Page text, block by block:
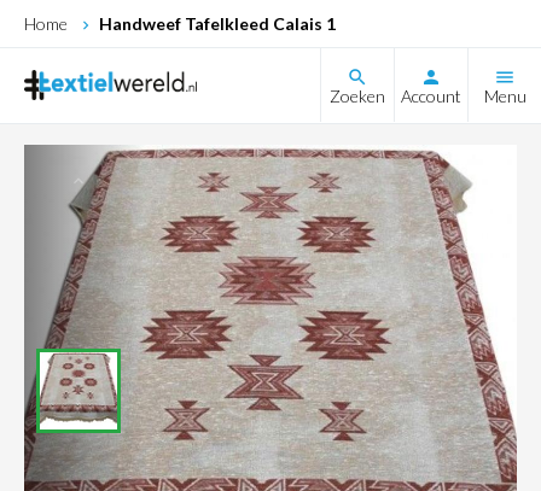
Home Handweef Tafelkleed Calais 1
Zoeken Account Menu